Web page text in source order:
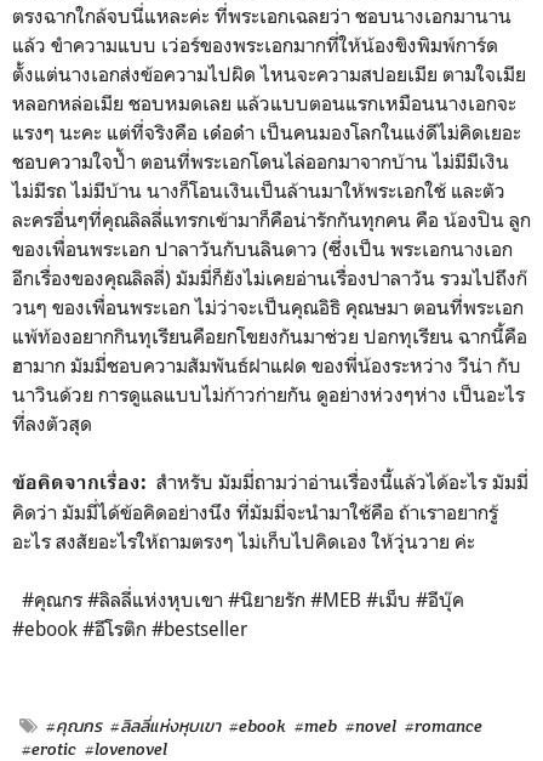
ตรงฉากใกล้จบนี่แหละค่ะ ที่พระเอกเฉลยว่า ชอบนางเอกมานาน
แล้ว ขำความแบบ เว่อร์ของพระเอกมากที่ให้น้องขิงพิมพ์การ์ด
ตั้งแต่นางเอกส่งข้อความไปผิด ไหนจะความสปอยเมีย ตามใจเมีย
หลอกหล่อเมีย ชอบหมดเลย แล้วแบบตอนแรกเหมือนนางเอกจะ
แรงๆ นะคะ แต่ที่จริงคือ เด๋อด๋า เป็นคนมองโลกในแง่ดีไม่คิดเยอะ
ชอบความใจป้ำ ตอนที่พระเอกโดนไล่ออกมาจากบ้าน ไม่มีมีเงิน
ไม่มีรถ ไม่มีบ้าน นางก็โอนเงินเป็นล้านมาให้พระเอกใช้ และตัว
ละครอื่นๆที่คุณลิลลี่แทรกเข้ามาก็คือน่ารักกันทุกคน คือ น้องปิน ลูก
ของเพื่อนพระเอก ปาลาวันกับนลินดาว (ซึ่งเป็น พระเอกนางเอก
อีกเรื่องของคุณลิลลี่) มัมมี่ก็ยังไม่เคยอ่านเรื่องปาลาวัน รวมไปถึงก๊
วนๆ ของเพื่อนพระเอก ไม่ว่าจะเป็นคุณอิธิ คุณษมา ตอนที่พระเอก
แพ้ท้องอยากกินทุเรียนคือยกโขยงกันมาช่วย ปอกทุเรียน ฉากนี้คือ
ฮามาก มัมมี่ชอบความสัมพันธ์ฝาแฝด ของพี่น้องระหว่าง วีน่า กับ
นาวินด้วย การดูแลแบบไม่ก้าวก่ายกัน ดูอย่างห่วงๆห่าง เป็นอะไร
ที่ลงตัวสุด
ข้อคิดจากเรื่อง: สำหรับ มัมมี่ถามว่าอ่านเรื่องนี้แล้วได้อะไร มัมมี่
คิดว่า มัมมี่ได้ข้อคิดอย่างนึง ที่มัมมี่จะนำมาใช้คือ ถ้าเราอยากรู้
อะไร สงสัยอะไรให้ถามตรงๆ ไม่เก็บไปคิดเอง ให้วุ่นวาย ค่ะ
#คุณกร #ลิลลี่แห่งหุบเขา #นิยายรัก #MEB #เม็บ #อีบุ๊ค
#ebook #อีโรติก #bestseller
#คุณกร #ลิลลี่แห่งหุบเขา #ebook #meb #novel #romance
#erotic #lovenovel